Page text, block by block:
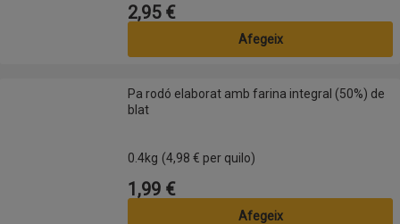
Preu
2,95 €
Afegeix
Pa rodó elaborat amb farina integral (50%) de blat
Pa rodó elaborat amb farina integral (50%) de
blat
0.4kg (4,98 € per quilo)
Preu
1,99 €
Afegeix